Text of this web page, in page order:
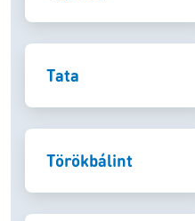
Tata
Törökbálint